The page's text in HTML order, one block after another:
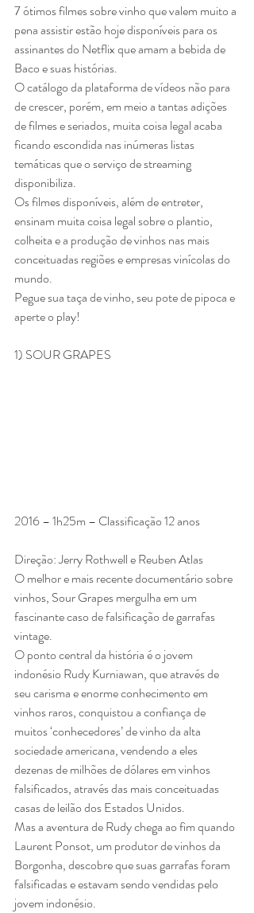
7 ótimos filmes sobre vinho que valem muito a
pena assistir estão hoje disponíveis para os
assinantes do Netflix que amam a bebida de
Baco e suas histórias.
O catálogo da plataforma de vídeos não para
de crescer, porém, em meio a tantas adições
de filmes e seriados, muita coisa legal acaba
ficando escondida nas inúmeras listas
temáticas que o serviço de streaming
disponibiliza.
Os filmes disponíveis, além de entreter,
ensinam muita coisa legal sobre o plantio,
colheita e a produção de vinhos nas mais
conceituadas regiões e empresas vinícolas do
mundo.
Pegue sua taça de vinho, seu pote de pipoca e
aperte o play!
1) SOUR GRAPES
2016 – 1h25m – Classificação 12 anos
Direção: Jerry Rothwell e Reuben Atlas
O melhor e mais recente documentário sobre
vinhos, Sour Grapes mergulha em um
fascinante caso de falsificação de garrafas
vintage.
O ponto central da história é o jovem
indonésio Rudy Kurniawan, que através de
seu carisma e enorme conhecimento em
vinhos raros, conquistou a confiança de
muitos ‘conhecedores’ de vinho da alta
sociedade americana, vendendo a eles
dezenas de milhões de dólares em vinhos
falsificados, através das mais conceituadas
casas de leilão dos Estados Unidos.
Mas a aventura de Rudy chega ao fim quando
Laurent Ponsot, um produtor de vinhos da
Borgonha, descobre que suas garrafas foram
falsificadas e estavam sendo vendidas pelo
jovem indonésio.